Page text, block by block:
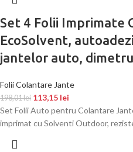
Set 4 Folii Imprimate
EcoSolvent,
jantelor auto, dimetru
Folii Colantare Jante
198,01lei 113,15 lei
Set Folii Auto pentru Colantare
imprimat cu Solventi Outdoor,